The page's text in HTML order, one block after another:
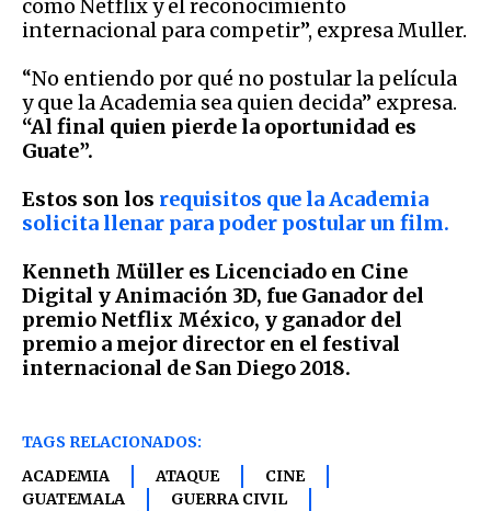
como Netflix y el reconocimiento
internacional para competir”, expresa Muller.
“No entiendo por qué no postular la película
y que la Academia sea quien decida” expresa.
“Al final quien pierde la oportunidad es
Guate”.
Estos son los requisitos que la Academia
solicita llenar para poder postular un film.
Kenneth Müller es Licenciado en Cine
Digital y Animación 3D, fue Ganador del
premio Netflix México, y ganador del
premio a mejor director en el festival
internacional de San Diego 2018.
TAGS RELACIONADOS:
ACADEMIA
ATAQUE
CINE
GUATEMALA
GUERRA CIVIL